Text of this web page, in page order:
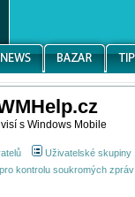
s Windows Mobile
Uživatelské skupiny
kontrolu soukromých zpráv